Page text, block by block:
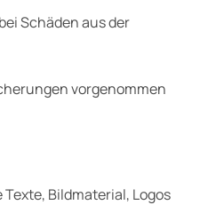
Schäden aus der
vorgenommen
Bildmaterial, Logos